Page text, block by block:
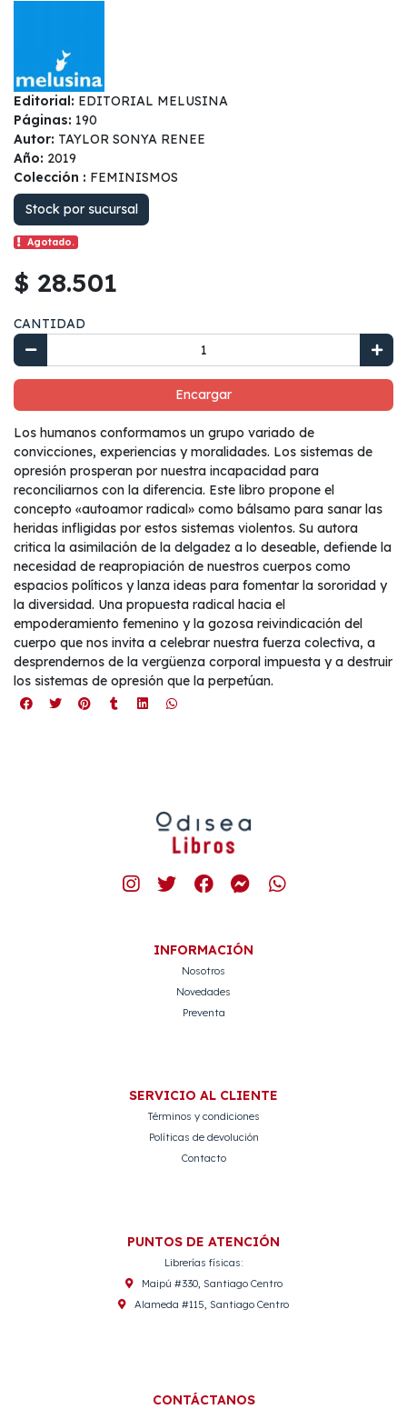
Editorial: EDITORIAL MELUSINA
Páginas: 190
Autor: TAYLOR SONYA RENEE
Año: 2019
Colección : FEMINISMOS
Stock por sucursal
Agotado.
$ 28.501
CANTIDAD
Encargar
Los humanos conformamos un grupo variado de
convicciones, experiencias y moralidades. Los sistemas de
opresión prosperan por nuestra incapacidad para
reconciliarnos con la diferencia. Este libro propone el
concepto «autoamor radical» como bálsamo para sanar las
heridas infligidas por estos sistemas violentos. Su autora
critica la asimilación de la delgadez a lo deseable, defiende la
necesidad de reapropiación de nuestros cuerpos como
espacios políticos y lanza ideas para fomentar la sororidad y
la diversidad. Una propuesta radical hacia el
empoderamiento femenino y la gozosa reivindicación del
cuerpo que nos invita a celebrar nuestra fuerza colectiva, a
desprendernos de la vergüenza corporal impuesta y a destruir
los sistemas de opresión que la perpetúan.
INFORMACIÓN
Nosotros
Novedades
Preventa
SERVICIO AL CLIENTE
Términos y condiciones
Políticas de devolución
Contacto
PUNTOS DE ATENCIÓN
Librerías físicas:
Maipú #330, Santiago Centro
Alameda #115, Santiago Centro
CONTÁCTANOS